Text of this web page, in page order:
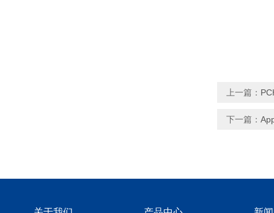
上一篇：
下一篇：